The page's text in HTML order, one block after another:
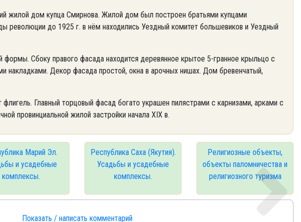
дом купца Смирнова. Жилой дом был построен братьями купцами
революции до 1925 г. в нём находились Уездный комитет большевиков и Уездный
Сбоку правого фасада находится деревянное крытое 5-гранное крыльцо с
накладками. Декор фасада простой, окна в арочных нишах. Дом бревенчатый,
Главный торцовый фасад богато украшен пилястрами с карнизами, арками с
провинциальной жилой застройки начала XIX в.
Марий Эл.
и усадебные
комплексы.
Республика Саха (Якутия).
Усадьбы и усадебные
комплексы.
Религиозные объекты,
объекты паломничества и
религиозного туризма
Показать / написать комментарий